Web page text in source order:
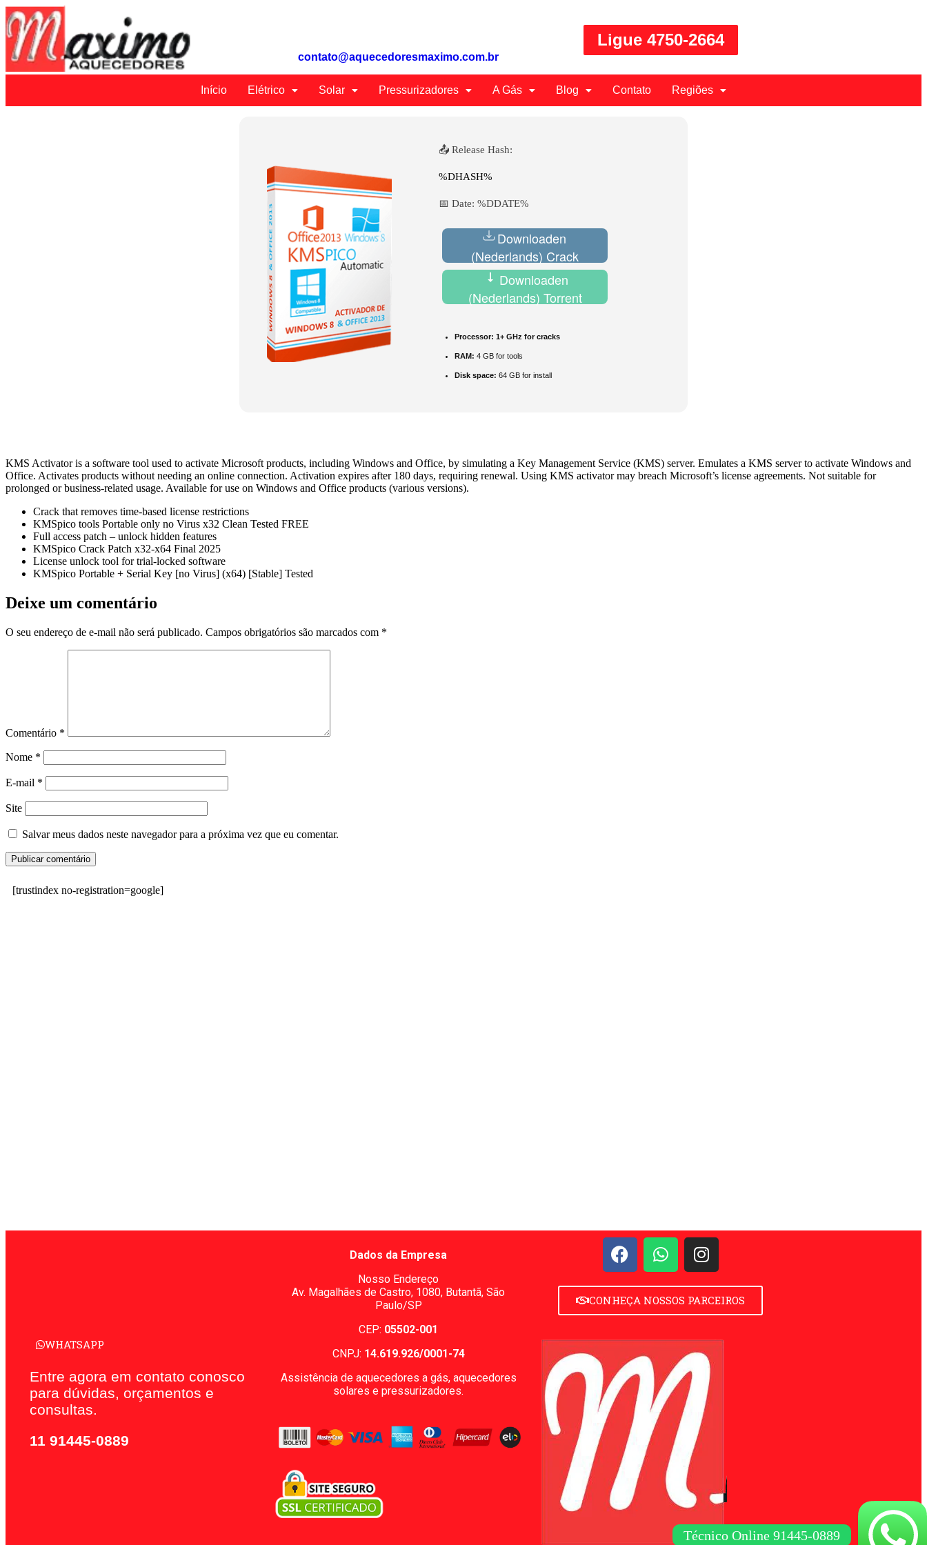
contato@aquecedoresmaximo.com.br
Ligue 4750-2664
Início Elétrico Solar Pressurizadores A Gás Blog Contato Regiões
📤 Release Hash:
%DHASH%
📅 Date: %DDATE%
Downloaden
(Nederlands) Crack
Downloaden
(Nederlands) Torrent
Processor: 1+ GHz for cracks
RAM: 4 GB for tools
Disk space: 64 GB for install
KMS Activator is a software tool used to activate Microsoft products, including Windows and Office, by simulating a Key Management Service (KMS) server. Emulates a KMS server to activate Windows and
Office. Activates products without needing an online connection. Activation expires after 180 days, requiring renewal. Using KMS activator may breach Microsoft’s license agreements. Not suitable for
prolonged or business-related usage. Available for use on Windows and Office products (various versions).
Crack that removes time-based license restrictions
KMSpico tools Portable only no Virus x32 Clean Tested FREE
Full access patch – unlock hidden features
KMSpico Crack Patch x32-x64 Final 2025
License unlock tool for trial-locked software
KMSpico Portable + Serial Key [no Virus] (x64) [Stable] Tested
Deixe um comentário
O seu endereço de e-mail não será publicado. Campos obrigatórios são marcados com *
Comentário *
Nome *
E-mail *
Site
Salvar meus dados neste navegador para a próxima vez que eu comentar.
[trustindex no-registration=google]
WHATSAPP
Entre agora em contato conosco
para dúvidas, orçamentos e
consultas.
11 91445-0889
Dados da Empresa
Nosso Endereço
Av. Magalhães de Castro, 1080, Butantã, São
Paulo/SP
CEP: 05502-001
CNPJ: 14.619.926/0001-74
Assistência de aquecedores a gás, aquecedores
solares e pressurizadores.
CONHEÇA NOSSOS PARCEIROS
Técnico Online 91445-0889